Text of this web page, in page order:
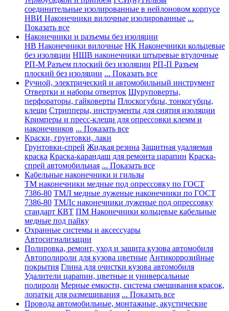
соединительные изолированные в нейлоновом корпусе
НВИ Наконечники вилочные изолированные ...
Показать все
Наконечники и разъемы без изоляции
НВ Наконечники вилочные НК Наконечники кольцевые
без изоляции НШВ наконечники штыревые втулочные
РП-М Разъем плоский без изоляции РП-П Разъем
плоский без изоляции ... Показать все
Ручной, электрический и автомобильный инструмент
Отвертки и наборы отверток Шуруповерты,
перфораторы, гайковерты Плоскогубцы, тонкогубцы,
клещи Стрипперы, инструменты для снятия изоляции
Кримперы и пресс-клещи для опрессовки клемм и
наконечников ... Показать все
Краски, грунтовки, лаки
Грунтовки-спрей Жидкая резина Защитная удаляемая
краска Краска-карандаш для ремонта царапин Краска-
спрей автомобильная ... Показать все
Кабельные наконечники и гильзы
ТМ наконечники медные под опрессовку по ГОСТ
7386-80 ТМЛ медные луженые наконечники по ГОСТ
7386-80 ТМЛс наконечники луженые под опрессовку
стандарт КВТ ПМ Наконечники кольцевые кабельные
медные под пайку
Охранные системы и аксессуары
Автосигнализации
Полировка, ремонт, уход и защита кузова автомобиля
Автополироли для кузова цветные Антикоррозийные
покрытия Глина для очистки кузова автомобиля
Удалители царапин, цветные и универсальные
полироли Мерные емкости, система смешивания красок,
лопатки для размешивания ... Показать все
Провода автомобильные, монтажные, акустические